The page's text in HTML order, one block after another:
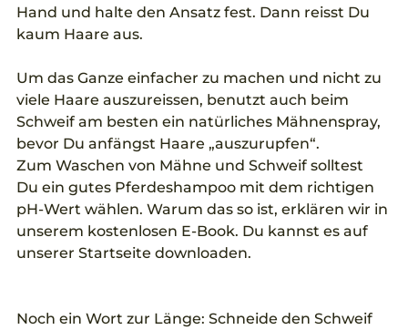
Hand und halte den Ansatz fest. Dann reisst Du
kaum Haare aus.
Um das Ganze einfacher zu machen und nicht zu
viele Haare auszureissen, benutzt auch beim
Schweif am besten ein natürliches Mähnenspray,
bevor Du anfängst Haare „auszurupfen“.
Zum Waschen von Mähne und Schweif solltest
Du ein gutes Pferdeshampoo mit dem richtigen
pH-Wert wählen. Warum das so ist, erklären wir in
unserem kostenlosen E-Book. Du kannst es auf
unserer Startseite downloaden.
Noch ein Wort zur Länge: Schneide den Schweif